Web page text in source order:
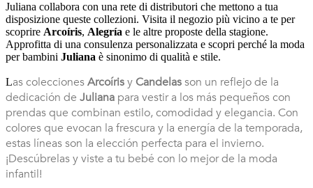
Juliana collabora con una rete di distributori che mettono a tua
disposizione queste collezioni. Visita il negozio più vicino a te per
scoprire Arcoíris, Alegría e le altre proposte della stagione.
Approfitta di una consulenza personalizzata e scopri perché la moda
per bambini Juliana è sinonimo di qualità e stile.
Las coleccionesArcoírisyCandelasson un reflejo de la
dedicación de Juliana para vestir a los más pequeños con
prendas que combinan estilo, comodidad y elegancia. Con
colores que evocan la frescura y la energía de la temporada,
estas líneas son la elección perfecta para el invierno.
¡Descúbrelas y viste a tu bebé con lo mejor de la moda
infantil!